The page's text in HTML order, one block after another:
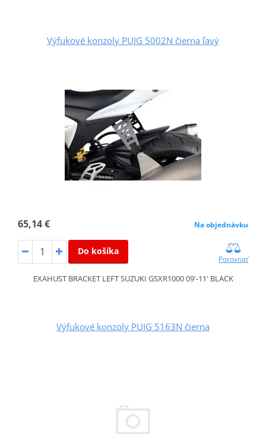
Výfukové konzoly PUIG 5002N čierna ľavý
65,14 € Na objednávku
Do košíka
Porovnať
EXAHUST BRACKET LEFT SUZUKI GSXR1000 09'-11' BLACK
Výfukové konzoly PUIG 5163N čierna